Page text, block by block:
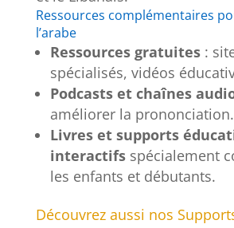
Ressources complémentaires
l’arabe
Ressources gratuites:
spécialisés, vidéos
Podcasts et chaînes
améliorer la prononciation.
Livres et supports
interactifsspécialement
les enfants et débutants.
Découvrez aussi nos